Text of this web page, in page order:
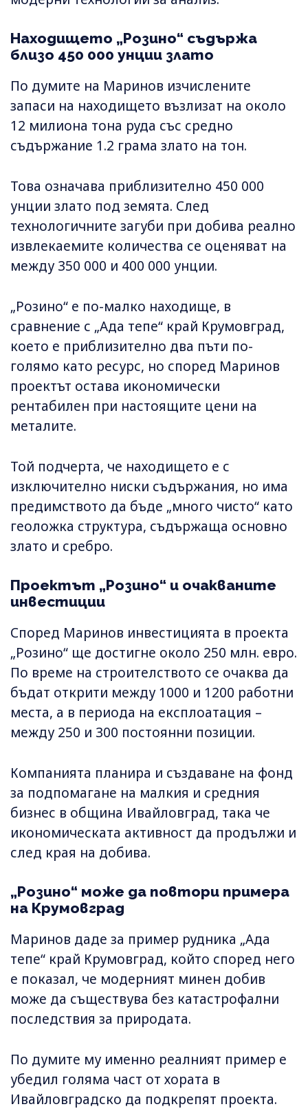
Находището „Розино“ съдържа
близо 450 000 унции злато
По думите на Маринов изчислените
запаси на находището възлизат на около
12 милиона тона руда със средно
съдържание 1.2 грама злато на тон.
Това означава приблизително 450 000
унции злато под земята. След
технологичните загуби при добива реално
извлекаемите количества се оценяват на
между 350 000 и 400 000 унции.
„Розино“ е по-малко находище, в
сравнение с „Ада тепе“ край Крумовград,
което е приблизително два пъти по-
голямо като ресурс, но според Маринов
проектът остава икономически
рентабилен при настоящите цени на
металите.
Той подчерта, че находището е с
изключително ниски съдържания, но има
предимството да бъде „много чисто“ като
геоложка структура, съдържаща основно
злато и сребро.
Проектът „Розино“ и очакваните
инвестиции
Според Маринов инвестицията в проекта
„Розино“ ще достигне около 250 млн. евро.
По време на строителството се очаква да
бъдат открити между 1000 и 1200 работни
места, а в периода на експлоатация –
между 250 и 300 постоянни позиции.
Компанията планира и създаване на фонд
за подпомагане на малкия и средния
бизнес в община Ивайловград, така че
икономическата активност да продължи и
след края на добива.
„Розино“ може да повтори примера
на Крумовград
Маринов даде за пример рудника „Ада
тепе“ край Крумовград, който според него
е показал, че модерният минен добив
може да съществува без катастрофални
последствия за природата.
По думите му именно реалният пример е
убедил голяма част от хората в
Ивайловградско да подкрепят проекта.